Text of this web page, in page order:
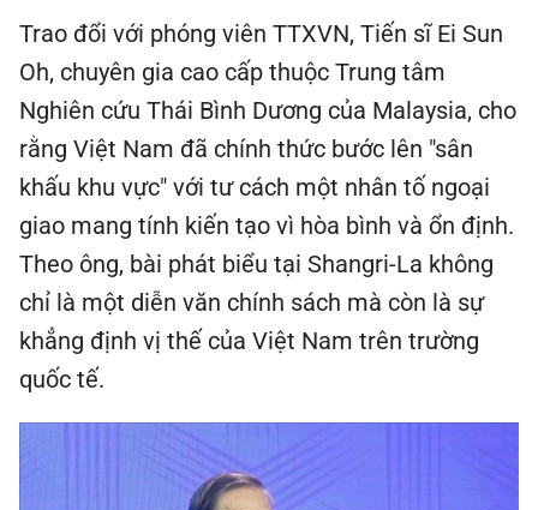
Trao đổi với phóng viên TTXVN, Tiến sĩ Ei Sun
Oh, chuyên gia cao cấp thuộc Trung tâm
Nghiên cứu Thái Bình Dương của Malaysia, cho
rằng Việt Nam đã chính thức bước lên "sân
khấu khu vực" với tư cách một nhân tố ngoại
giao mang tính kiến tạo vì hòa bình và ổn định.
Theo ông, bài phát biểu tại Shangri-La không
chỉ là một diễn văn chính sách mà còn là sự
khẳng định vị thế của Việt Nam trên trường
quốc tế.